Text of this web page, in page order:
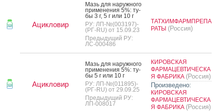
Ацикловир
Мазь для на­руж­но­го
при­мене­ния 5%: ту­
бы 3 г, 5 г или 10 г
РУ: ЛП-№(003197)-
(РГ-RU) от 15.09.23
Предыдущий РУ:
ЛС-000486
ТАТХИМФАРМПРЕПА
РАТЫ (Россия)
Ацикловир
Мазь для на­руж­но­го
при­мене­ния 5%: ту­
бы 5 г или 10 г
РУ: ЛП-№(011895)-
(РГ-RU) от 29.09.25
Предыдущий РУ:
ЛП-008017
КИРОВСКАЯ
ФАРМАЦЕВТИЧЕСКА
Я ФАБРИКА (Россия)
Произведено:
КИРОВСКАЯ
ФАРМАЦЕВТИЧЕСКА
Я ФАБРИКА (Россия)